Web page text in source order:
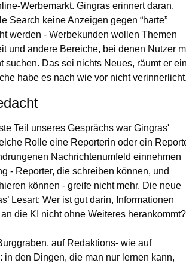
Werbemarkt. Gingras erinnert daran,
Search keine Anzeigen gegen “harte”
werden - Werbekunden wollen Themen
und andere Bereiche, bei denen Nutzer
suchen. Das sei nichts Neues, räumt er
habe es nach wie vor nicht
Teil unseres Gesprächs war Gingras'
Rolle eine Reporterin oder ein
Nachrichtenumfeld einnehmen
- Reporter, die schreiben können, und
können - greife nicht mehr. Die neue
Lesart: Wer ist gut darin, Informationen
die KI nicht ohne Weiteres herankommt?
auf Redaktions- wie auf
in den Dingen, die man nur lernen kann,